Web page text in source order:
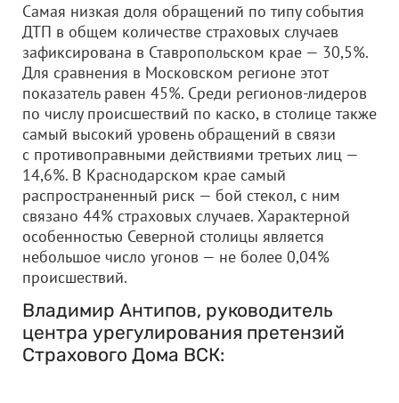
Самая низкая доля обращений по типу события
ДТП в общем количестве страховых случаев
зафиксирована в Ставропольском крае — 30,5%.
Для сравнения в Московском регионе этот
показатель равен 45%. Среди регионов-лидеров
по числу происшествий по каско, в столице также
самый высокий уровень обращений в связи
с противоправными действиями третьих лиц —
14,6%. В Краснодарском крае самый
распространенный риск — бой стекол, с ним
связано 44% страховых случаев. Характерной
особенностью Северной столицы является
небольшое число угонов — не более 0,04%
происшествий.
Владимир Антипов, руководитель
центра урегулирования претензий
Страхового Дома ВСК: